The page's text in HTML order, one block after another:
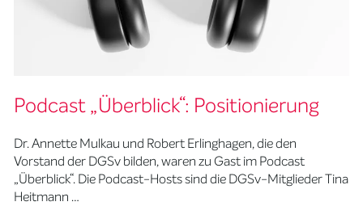
Podcast „Überblick“: Positionierung
Dr. Annette Mulkau und Robert Erlinghagen, die den
Vorstand der DGSv bilden, waren zu Gast im Podcast
„Überblick“. Die Podcast-Hosts sind die DGSv-Mitglieder Tina
Heitmann …